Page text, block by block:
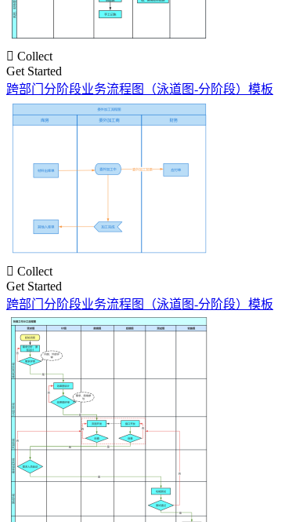
 Collect
Get Started
跨部门分阶段业务流程图（泳道图-分阶段）模板
 Collect
Get Started
跨部门分阶段业务流程图（泳道图-分阶段）模板